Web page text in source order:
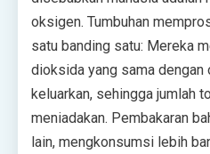
oksigen. Tumbuhan
satu banding satu: Mereka
dioksida yang sama dengan
keluarkan, sehingga jumlah
meniadakan. Pembakaran
lain, mengkonsumsi lebih